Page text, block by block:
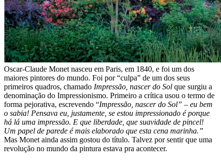
Oscar-Claude Monet nasceu em Paris, em 1840, e foi um dos
maiores pintores do mundo. Foi por “culpa” de um dos seus
primeiros quadros, chamado Impressão, nascer do Sol que surgiu a
denominação do Impressionismo. Primeiro a crítica usou o termo de
forma pejorativa, escrevendo “Impressão, nascer do Sol” – eu bem
o sabia! Pensava eu, justamente, se estou impressionado é porque
há lá uma impressão. E que liberdade, que suavidade de pincel!
Um papel de parede é mais elaborado que esta cena marinha.”
Mas Monet ainda assim gostou do título. Talvez por sentir que uma
revolução no mundo da pintura estava pra acontecer.